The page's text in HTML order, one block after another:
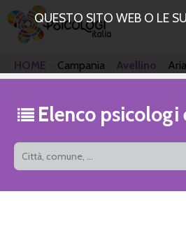
QUESTO SITO WEB O LE
HOME Campania Avellino
Elenco